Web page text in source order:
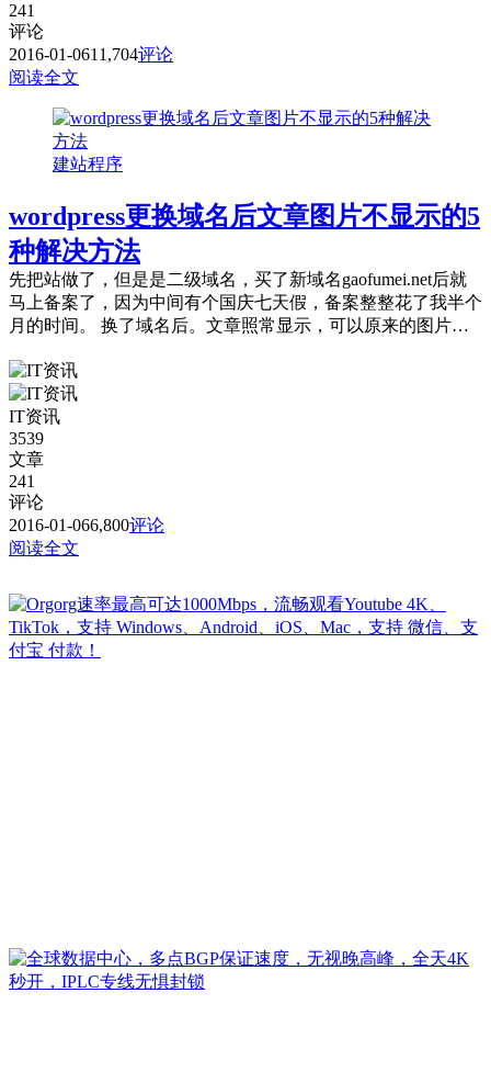
241
评论
2016-01-0611,704评论
阅读全文
建站程序
wordpress更换域名后文章图片不显示的5
种解决方法
先把站做了，但是是二级域名，买了新域名gaofumei.net后就
马上备案了，因为中间有个国庆七天假，备案整整花了我半个
月的时间。 换了域名后。文章照常显示，可以原来的图片还
IT资讯
3539
文章
241
评论
2016-01-066,800评论
阅读全文